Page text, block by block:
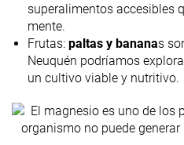
superalimentos accesibles
mente.
Frutas: paltas y bananas
Neuquén podríamos
un cultivo viable y nutritivo.